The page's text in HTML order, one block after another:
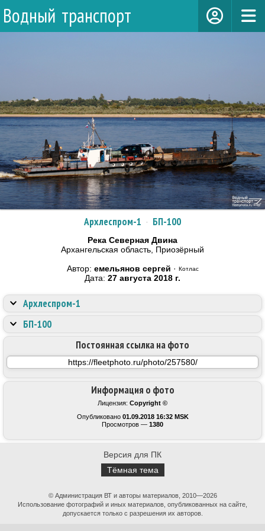
Водный транспорт
Архлеспром-1 · БП-100
Река Северная Двина
Архангельская область, Приозёрный
Автор: емельянов сергей · Котлас
Дата: 27 августа 2018 г.
Информация о фото
Лицензия: Copyright ©
Опубликовано 01.09.2018 16:32 MSK
Просмотров — 1380
Постоянная ссылка на фото
Архлеспром-1
БП-100
Версия для ПК
Тёмная тема
© Администрация ВТ и авторы материалов, 2010—2026
Использование фотографий и иных материалов, опубликованных на сайте,
допускается только с разрешения их авторов.